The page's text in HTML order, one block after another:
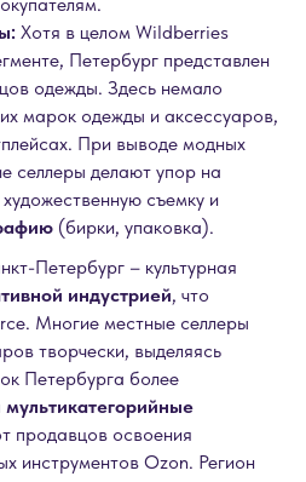
Хотя в целом Wildberries
Петербург представлен
одежды. Здесь немало
марок одежды и аксессуаров,
При выводе модных
селлеры делают упор на
художественную съемку и
(бирки, упаковка).
Петербург – культурная
индустрией, что
Многие местные селлеры
творчески, выделяясь
Петербурга более
мультикатегорийные
продавцов освоения
инструментов Ozon. Регион